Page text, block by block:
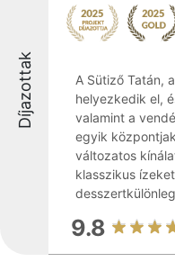
Díjazottak
A Sütiző Tatán,
helyezkedik el,
valamint a
egyik
változatos
klasszikus
9.8